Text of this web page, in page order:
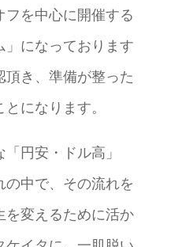
フを中心に開催する
」になっております
き、準備が整った
になります。
円安・ドル高」
の中で、その流れを
を変えるために活か